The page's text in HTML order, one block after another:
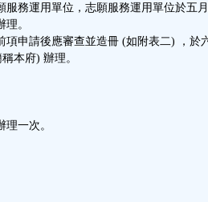
服務運用單位，志願服務運用單位於五
。
項申請後應審查並造冊 (如附表二) ，於
本府) 辦理。
一次。